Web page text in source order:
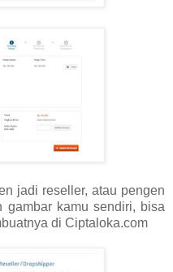
jadi reseller, atau pengen
gambar kamu sendiri, bisa
di Ciptaloka.com